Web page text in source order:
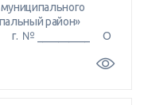
район»
__________ О